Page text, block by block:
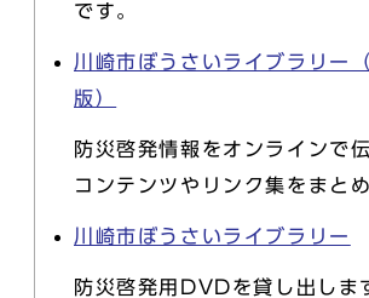
です。
川崎市ぼうさいライブラリー
版）
防災啓発情報をオンラインで
コンテンツやリンク集をまと
川崎市ぼうさいライブラリー
防災啓発用DVDを貸し出しま